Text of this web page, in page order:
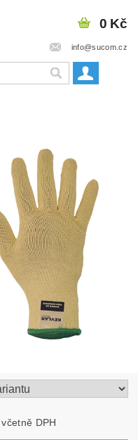
info@sucom.cz
0 Kč
180,29 Kč včetně DPH